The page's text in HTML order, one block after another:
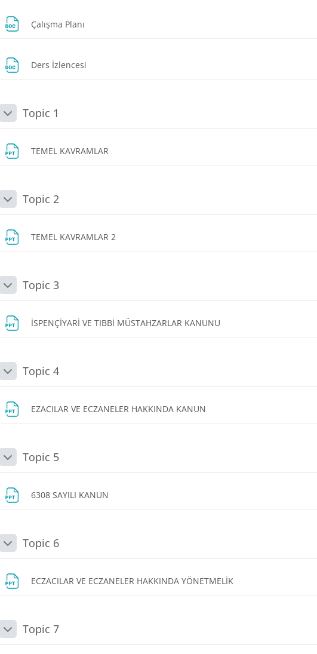
Çalışma Planı
Ders İzlencesi
DaraltTopic 1
TEMEL KAVRAMLAR
DaraltTopic 2
TEMEL KAVRAMLAR 2
DaraltTopic 3
İSPENÇİYARİ VE TIBBİ MÜSTAHZARLAR KANUNU
DaraltTopic 4
EZACILAR VE ECZANELER HAKKINDA KANUN
DaraltTopic 5
6308 SAYILI KANUN
DaraltTopic 6
ECZACILAR VE ECZANELER HAKKINDA YÖNETMELİK
DaraltTopic 7